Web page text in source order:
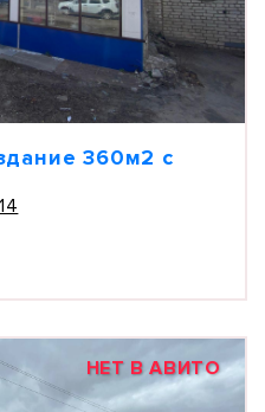
360м2 с
НЕТ В АВИТО